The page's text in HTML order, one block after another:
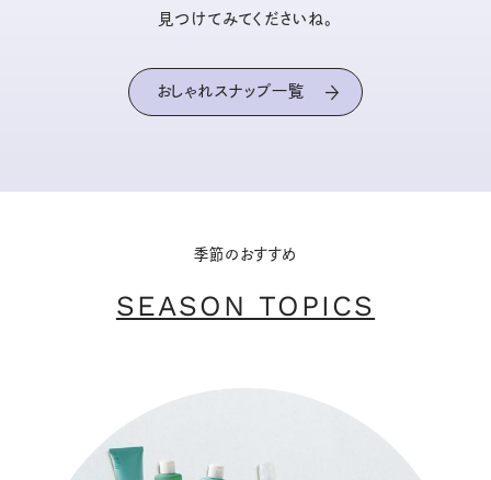
見つけてみてくださいね。
おしゃれスナップ一覧
季節のおすすめ
SEASON TOPICS